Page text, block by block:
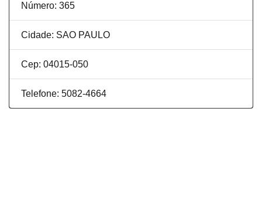
Número: 365
Cidade: SAO PAULO
Cep: 04015-050
Telefone: 5082-4664